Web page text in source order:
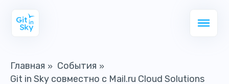
Главная » События »
Git in Sky совместно с Mail.ru Cloud Solutions